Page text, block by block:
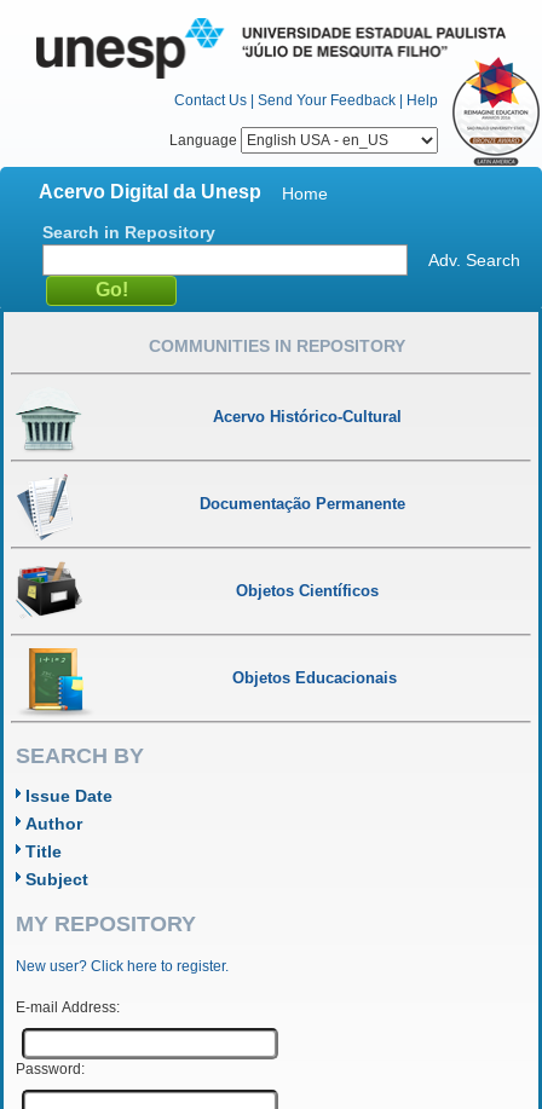
Contact Us | Send Your Feedback | Help
Language
Acervo Digital da Unesp
Home
Search in Repository
Adv. Search
COMMUNITIES IN REPOSITORY
Acervo Histórico-Cultural
Documentação Permanente
Objetos Científicos
Objetos Educacionais
SEARCH BY
Issue Date
Author
Title
Subject
MY REPOSITORY
New user? Click here to register.
E-mail Address:
Password: